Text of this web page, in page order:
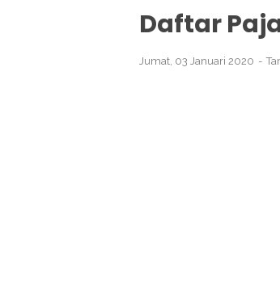
Daftar
Jumat, 03 Januari 2020